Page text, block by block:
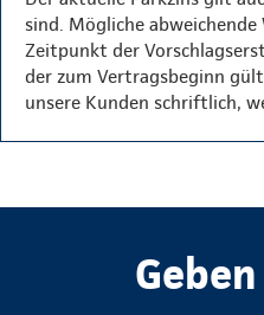
sind. Mögliche
Zeitpunkt der
der zum Vertragsbeginn
unsere Kunden schriftlich,